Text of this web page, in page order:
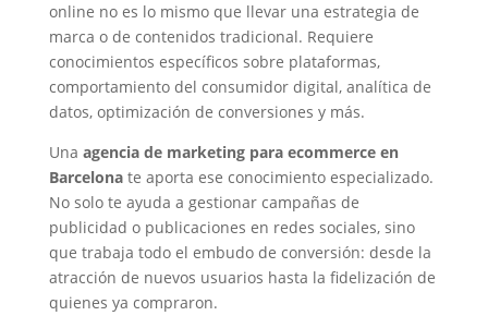
online no es lo mismo que llevar una estrategia de
marca o de contenidos tradicional. Requiere
conocimientos específicos sobre plataformas,
comportamiento del consumidor digital, analítica de
datos, optimización de conversiones y más.
Una agencia de marketing para ecommerce en
Barcelonate aporta ese conocimiento especializado.
No solo te ayuda a gestionar campañas de
publicidad o publicaciones en redes sociales, sino
que trabaja todo el embudo de conversión: desde la
atracción de nuevos usuarios hasta la fidelización de
quienes ya compraron.